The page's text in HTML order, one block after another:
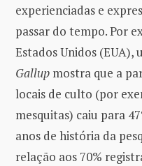
experienciadas e
passar do tempo. Por
Estados Unidos (EUA),
Gallup mostra que a
locais de culto (por
mesquitas) caiu para
anos de história da
relação aos 70%